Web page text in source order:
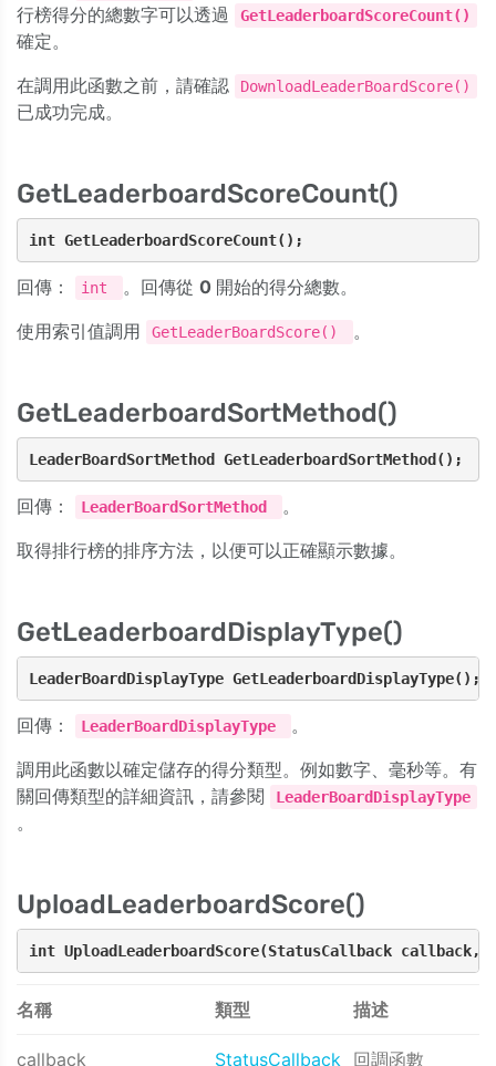
行榜得分的總數字可以透過
GetLeaderboardScoreCount()
確定。
在調用此函數之前，請確認
DownloadLeaderBoardScore()
已成功完成。
GetLeaderboardScoreCount()
int GetLeaderboardScoreCount();
回傳： int 。回傳從 0 開始的得分總數。
使用索引值調用
GetLeaderBoardScore() 。
GetLeaderboardSortMethod()
LeaderBoardSortMethod GetLeaderboardSortMethod();
回傳： LeaderBoardSortMethod
。
取得排行榜的排序方法，以便可以正確顯示數據。
GetLeaderboardDisplayType()
LeaderBoardDisplayType GetLeaderboardDisplayType();
回傳： LeaderBoardDisplayType
。
調用此函數以確定儲存的得分類型。例如數字、毫秒等。有
關回傳類型的詳細資訊，請參閱
LeaderBoardDisplayType
。
UploadLeaderboardScore()
int UploadLeaderboardScore(StatusCallback callback,
名稱 類型 描述
callback StatusCallback 回調函數